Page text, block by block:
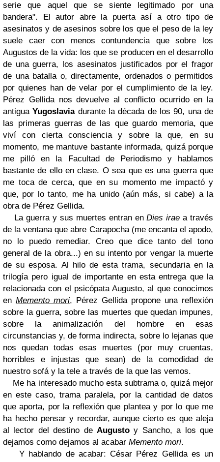
serie que aquel que se siente legitimado por una
bandera". El autor abre la puerta así a otro tipo de
asesinatos y de asesinos sobre los que el peso de la ley
suele caer con menos contundencia que sobre los
Augustos de la vida: los que se producen en el desarrollo
de una guerra, los asesinatos justificados por el fragor
de una batalla o, directamente, ordenados o permitidos
por quienes han de velar por el cumplimiento de la ley.
Pérez Gellida nos devuelve al conflicto ocurrido en la
antiguaYugoslaviadurante la década de los 90, una de
las primeras guerras de las que guardo memoria, que
viví con cierta consciencia y sobre la que, en su
momento, me mantuve bastante informada, quizá porque
me pilló en la Facultad de Periodismo y hablamos
bastante de ello en clase. O sea que es una guerra que
me toca de cerca, que en su momento me impactó y
que, por lo tanto, me ha unido (aún más, si cabe) a la
obra de Pérez Gellida.
La guerra y sus muertes entran enDies irae a través
de la ventana que abre Carapocha (me encanta el apodo,
no lo puedo remediar. Creo que dice tanto del tono
general de la obra...) en su intento por vengar la muerte
de su esposa. Al hilo de esta trama, secundaria en la
trilogía pero igual de importante en esta entrega que la
relacionada con el psicópata Augusto, al que conocimos
en Memento mori, Pérez Gellida propone una reflexión
sobre la guerra, sobre las muertes que quedan impunes,
sobre la animalización del hombre en esas
circunstancias y, de forma indirecta, sobre lo lejanas que
nos quedan todas esas muertes (por muy cruentas,
horribles e injustas que sean) de la comodidad de
nuestro sofá y la tele a través de la que las vemos.
Me ha interesado mucho esta subtrama o, quizá mejor
en este caso, trama paralela, por la cantidad de datos
que aporta, por la reflexión que plantea y por lo que me
ha hecho pensar y recordar, aunque cierto es que aleja
al lector del destino de Augusto y Sancho, a los que
dejamos como dejamos al acabar Memento mori.
Y hablando de acabar: César Pérez Gellida es un